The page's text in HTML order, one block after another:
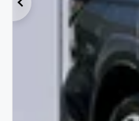
Précédent